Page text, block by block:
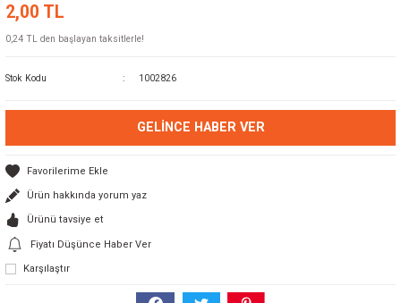
2,00 TL
0,24 TL den başlayan taksitlerle!
Stok Kodu 1002826
GELINCE HABER VER
Ürün hakkında yorum yaz
Ürünü tavsiye et
Fiyatı Düşünce Haber Ver
Karşılaştır